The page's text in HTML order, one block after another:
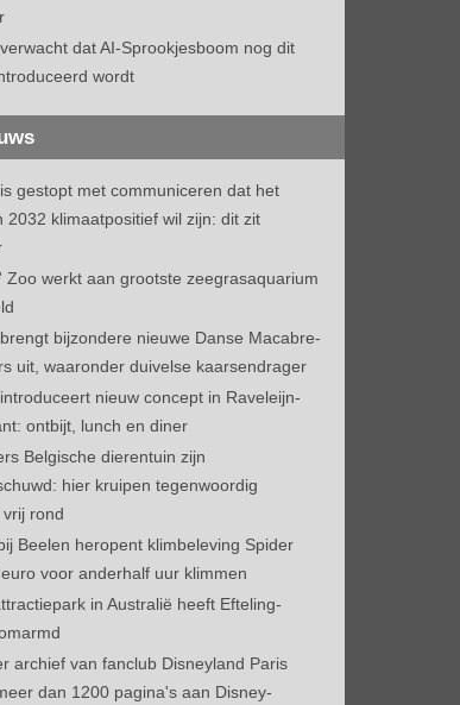
dat AI-Sprookjesboom nog dit
wordt
gestopt met communiceren dat het
2032 klimaatpositief wil zijn: dit zit
Zoo werkt aan grootste zeegrasaquarium
bijzondere nieuwe Danse Macabre-
uit, waaronder duivelse kaarsendrager
nieuw concept in Raveleijn-
ontbijt, lunch en diner
Belgische dierentuin zijn
hier kruipen tegenwoordig
rond
Beelen heropent klimbeleving Spider
voor anderhalf uur klimmen
in Australië heeft Efteling-
archief van fanclub Disneyland Paris
dan 1200 pagina's aan Disney-